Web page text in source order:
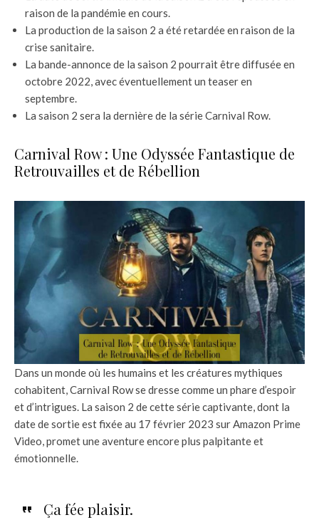
raison de la pandémie en cours.
La production de la saison 2 a été retardée en raison de la
crise sanitaire.
La bande-annonce de la saison 2 pourrait être diffusée en
octobre 2022, avec éventuellement un teaser en
septembre.
La saison 2 sera la dernière de la série Carnival Row.
Carnival Row : Une Odyssée Fantastique de
Retrouvailles et de Rébellion
Dans un monde où les humains et les créatures mythiques
cohabitent, Carnival Row se dresse comme un phare d’espoir
et d’intrigues. La saison 2 de cette série captivante, dont la
date de sortie est fixée au 17 février 2023 sur Amazon Prime
Video, promet une aventure encore plus palpitante et
émotionnelle.
Ça fée plaisir.